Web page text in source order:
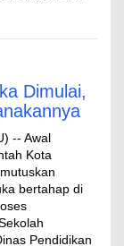
Dimulai,
-- Awal
Kota
bertahap di
Pendidikan